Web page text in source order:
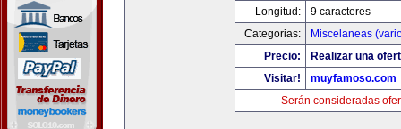
Longitud:
9 caracteres
Categorias:
Miscelaneas
Precio:
Realizar una
Visitar!
muyfamoso.com
Serán consideradas